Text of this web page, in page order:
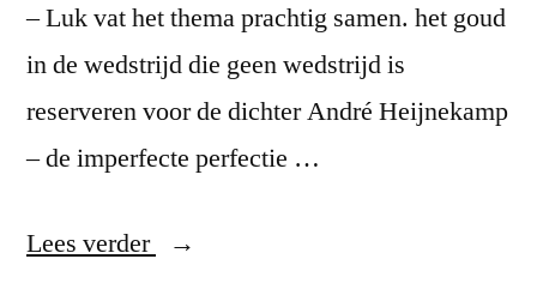
– Luk vat het thema prachtig samen. het goud
in de wedstrijd die geen wedstrijd is
reserveren voor de dichter André Heijnekamp
– de imperfecte perfectie …
Lees verder
“André